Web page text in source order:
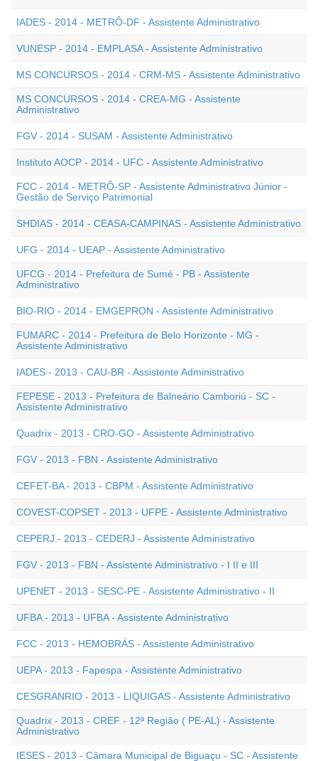
IADES - 2014 - METRÔ-DF - Assistente Administrativo
VUNESP - 2014 - EMPLASA - Assistente Administrativo
MS CONCURSOS - 2014 - CRM-MS - Assistente Administrativo
MS CONCURSOS - 2014 - CREA-MG - Assistente
Administrativo
FGV - 2014 - SUSAM - Assistente Administrativo
Instituto AOCP - 2014 - UFC - Assistente Administrativo
FCC - 2014 - METRÔ-SP - Assistente Administrativo Júnior -
Gestão de Serviço Patrimonial
SHDIAS - 2014 - CEASA-CAMPINAS - Assistente Administrativo
UFG - 2014 - UEAP - Assistente Administrativo
UFCG - 2014 - Prefeitura de Sumé - PB - Assistente
Administrativo
BIO-RIO - 2014 - EMGEPRON - Assistente Administrativo
FUMARC - 2014 - Prefeitura de Belo Horizonte - MG -
Assistente Administrativo
IADES - 2013 - CAU-BR - Assistente Administrativo
FEPESE - 2013 - Prefeitura de Balneário Camboriú - SC -
Assistente Administrativo
Quadrix - 2013 - CRO-GO - Assistente Administrativo
FGV - 2013 - FBN - Assistente Administrativo
CEFET-BA - 2013 - CBPM - Assistente Administrativo
COVEST-COPSET - 2013 - UFPE - Assistente Administrativo
CEPERJ - 2013 - CEDERJ - Assistente Administrativo
FGV - 2013 - FBN - Assistente Administrativo - I II e III
UPENET - 2013 - SESC-PE - Assistente Administrativo - II
UFBA - 2013 - UFBA - Assistente Administrativo
FCC - 2013 - HEMOBRÁS - Assistente Administrativo
UEPA - 2013 - Fapespa - Assistente Administrativo
CESGRANRIO - 2013 - LIQUIGAS - Assistente Administrativo
Quadrix - 2013 - CREF - 12ª Região ( PE-AL) - Assistente
Administrativo
IESES - 2013 - Câmara Municipal de Biguaçu - SC - Assistente